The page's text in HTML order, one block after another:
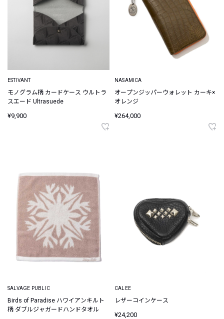
ESTIVANT
モノグラム柄 カードケース ウルトラ
スエード Ultrasuede
¥9,900
NASAMICA
オープンジッパーウォレット カーキ×
オレンジ
¥264,000
SALVAGE PUBLIC
Birds of Paradise ハワイアンキルト
柄 ダブルジャガードハンドタオル
CALEE
レザーコインケース
¥24,200